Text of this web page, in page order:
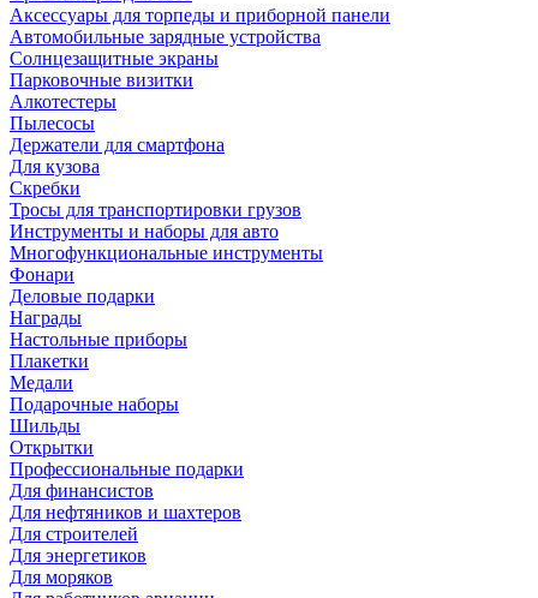
Аксессуары для торпеды и приборной панели
Автомобильные зарядные устройства
Солнцезащитные экраны
Парковочные визитки
Алкотестеры
Пылесосы
Держатели для смартфона
Для кузова
Скребки
Тросы для транспортировки грузов
Инструменты и наборы для авто
Многофункциональные инструменты
Фонари
Деловые подарки
Награды
Настольные приборы
Плакетки
Медали
Подарочные наборы
Шильды
Открытки
Профессиональные подарки
Для финансистов
Для нефтяников и шахтеров
Для строителей
Для энергетиков
Для моряков